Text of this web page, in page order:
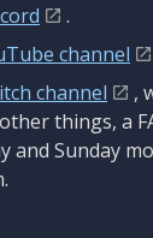
.
channel
channel
,
things, a
and Sunday